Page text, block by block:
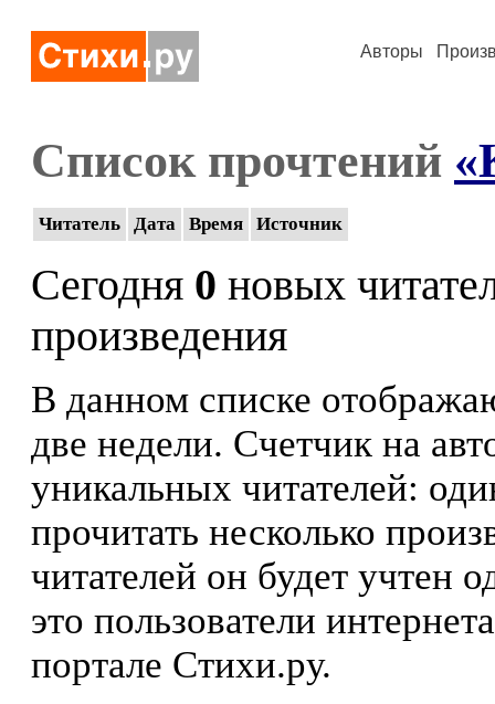
Авторы
Список прочтений
Читатель Дата Время Источник
Сегодня 0 новых
произведения
В данном списке
две недели. Счетчик на
уникальных читателей:
прочитать несколько
читателей он будет учтен
это пользователи
портале Стихи.ру.